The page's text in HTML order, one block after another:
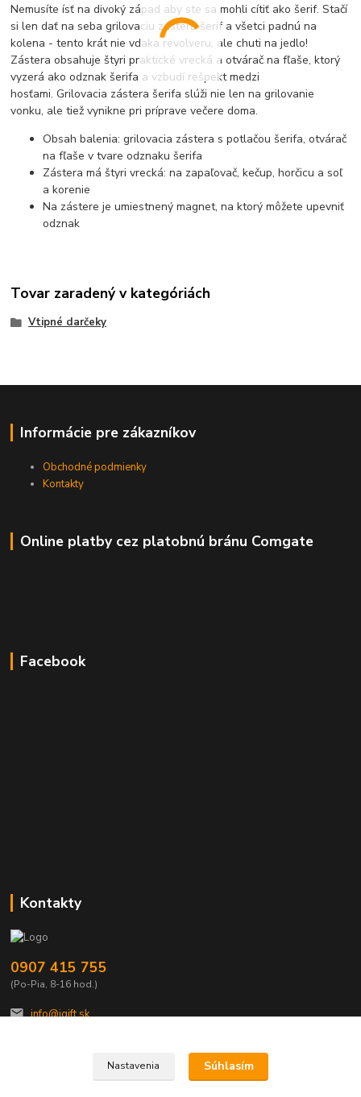
Nemusíte ísť na divoký západ aby ste sa mohli cítiť ako šerif. Stačí
si len dať na seba grilovaciu zásteru šerif a všetci padnú na
kolena - tento krát nie vďaka revolveru, ale chuti na jedlo!
Zástera obsahuje štyri praktické vrecká a otvárač na fľaše, ktorý
vyzerá ako odznak šerifa a vzbudí rešpekt medzi
hosťami. Grilovacia zástera šerifa slúži nie len na grilovanie
vonku, ale tiež vynikne pri príprave večere doma.
Obsah balenia: grilovacia zástera s potlačou šerifa, otvárač
na fľaše v tvare odznaku šerifa
Zástera má štyri vrecká: na zapaľovač, kečup, horčicu a soľ
a korenie
Na zástere je umiestnený magnet, na ktorý môžete upevniť
odznak
Tovar zaradený v kategóriách
Vtipné darčeky
Informácie pre zákazníkov
Obchodné podmienky
Kontakty
Online platby cez platobnú bránu Comgate
Facebook
Kontakty
0907 415 755
(Po-Pia, 8-16 hod.)
info@igift.sk
Nastavenia Súhlasím